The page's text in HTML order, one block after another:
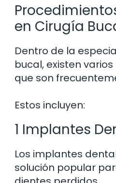
en Cirugía
Dentro de la
bucal, existen
que son
Estos incluyen:
1 Implantes
Los implantes
solución popular